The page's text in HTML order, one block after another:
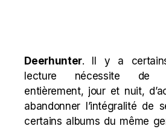
Deerhunter. Il y a
lecture nécessite de
entièrement, jour et nuit,
abandonner l’intégralité de
certains albums du même